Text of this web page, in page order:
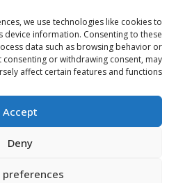
we use technologies like cookies to
device information. Consenting to these
data such as browsing behavior or
consenting or withdrawing consent, may
affect certain features and functions.
Accept
Deny
preferences